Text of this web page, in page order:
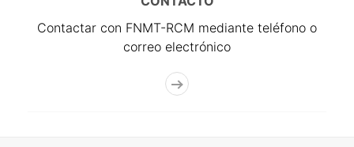
Contactar con FNMT-RCM mediante teléfono o
correo electrónico